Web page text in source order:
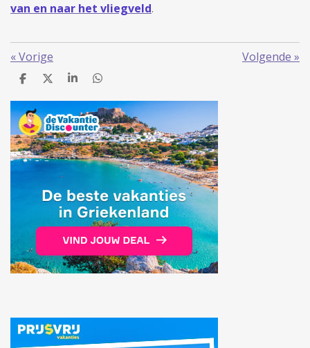
van en naar het vliegveld.
«Vorige Volgende »
D
l
e
n
D
e
l
S
a
r
e
D
l
e
n